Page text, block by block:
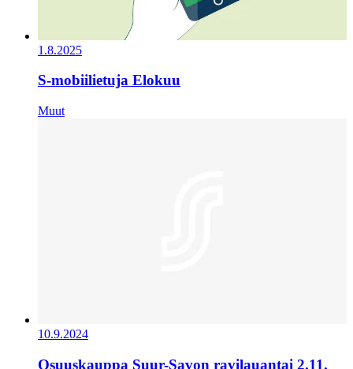
1.8.2025
S-mobiilietuja Elokuu
Muut
10.9.2024
Osuuskauppa Suur-Savon ravilauantai 2.11.